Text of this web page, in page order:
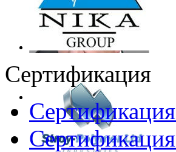
Сертификация